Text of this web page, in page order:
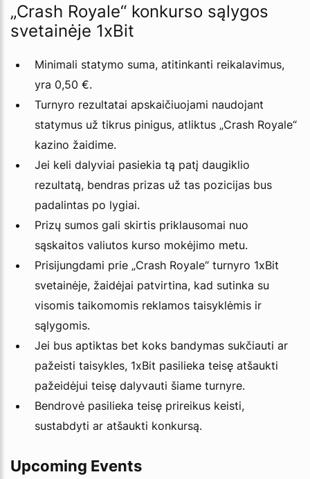
„Crash Royale“ konkurso sąlygos
svetainėje 1xBit
Minimali statymo suma, atitinkanti reikalavimus,
yra 0,50 €.
Turnyro rezultatai apskaičiuojami naudojant
statymus už tikrus pinigus, atliktus „Crash Royale“
kazino žaidime.
Jei keli dalyviai pasiekia tą patį daugiklio
rezultatą, bendras prizas už tas pozicijas bus
padalintas po lygiai.
Prizų sumos gali skirtis priklausomai nuo
sąskaitos valiutos kurso mokėjimo metu.
Prisijungdami prie „Crash Royale“ turnyro 1xBit
svetainėje, žaidėjai patvirtina, kad sutinka su
visomis taikomomis reklamos taisyklėmis ir
sąlygomis.
Jei bus aptiktas bet koks bandymas sukčiauti ar
pažeisti taisykles, 1xBit pasilieka teisę atšaukti
pažeidėjui teisę dalyvauti šiame turnyre.
Bendrovė pasilieka teisę prireikus keisti,
sustabdyti ar atšaukti konkursą.
Upcoming Events